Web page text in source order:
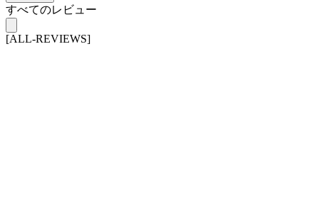
すべてのレビュー
[ALL-REVIEWS]